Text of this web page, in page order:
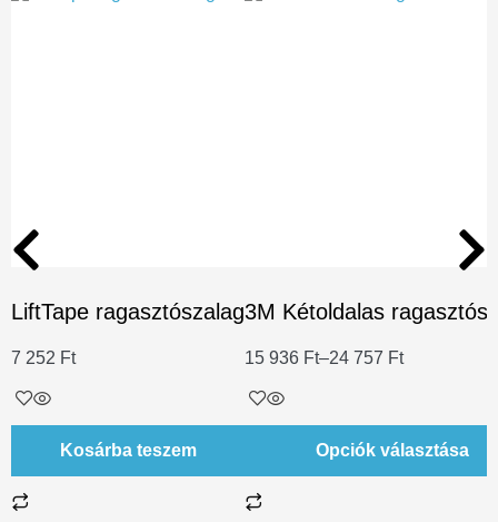
LiftTape ragasztószalag
7 252 Ft
Kosárba teszem
3M Kétoldalas
15 936 Ft–24 757 Ft
Opciók választása